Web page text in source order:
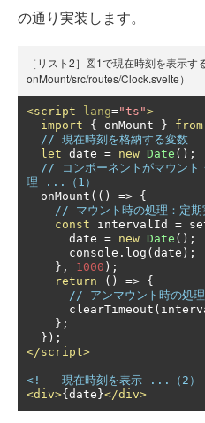
の通り実装します。
［リスト2］図1で現在時刻を表示
onMount/src/routes/Clock.svelte）
<script lang="ts">
import
{ onMount } from
// 現在時刻を格納する変数
let date = new Date ();
// コンポーネントがマウント
理 ...（1）
  onMount
(() => {
// マウント時の処理：定
const intervalId =
      date
= new Date ();
      console
. log ( date );
},
1000 );
return
() => {
// アンマウント時の処
      clearTimeout
(
};
});
</script>
<!-- 現在時刻を表示 ...（2
<div>{date}</div>